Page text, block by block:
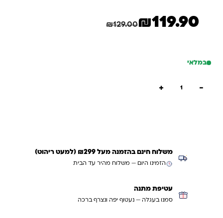
₪129.00
המחיר המקורי היה: ₪129.00.
₪119.90
המחיר הנוכחי הוא: ₪119.90.
במלאי
−
+
משלוח חינם בהזמנה מעל ₪299 (למעט ריהוט)
הזמינו היום — משלוח מהיר עד הבית
עטיפת מתנה
סמנו בעגלה — נעטוף יפה ונצרף ברכה